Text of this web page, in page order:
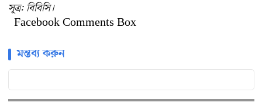
সূত্র: বিবিসি।
Facebook Comments Box
মন্তব্য করুন